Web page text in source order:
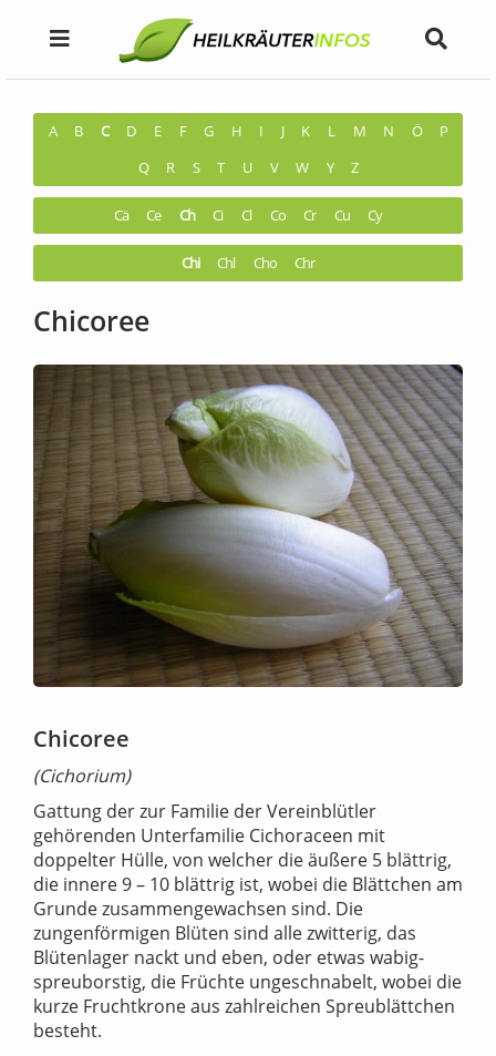
A B C D E F G H I J K L M N Ö
P
Q
R S T U V W Y Z
Cä Ce Ch Ci Cl Co Cr Cu Cy
Chi Chl Cho Chr
Chicoree
Chicoree
(Cichorium)
Gattung der zur Familie der Vereinblütler
gehörenden Unterfamilie Cichoraceen mit
doppelter Hülle, von welcher die äußere 5 blättrig,
die innere 9 – 10 blättrig ist, wobei die Blättchen am
Grunde zusammengewachsen sind. Die
zungenförmigen Blüten sind alle zwitterig, das
Blütenlager nackt und eben, oder etwas wabig-
spreuborstig, die Früchte ungeschnabelt, wobei die
kurze Fruchtkrone aus zahlreichen Spreublättchen
besteht.